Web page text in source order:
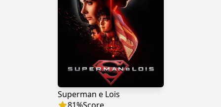
Superman e Lois